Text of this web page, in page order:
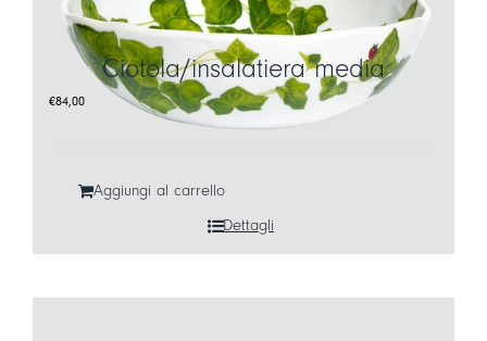
Ciotola/insalatiera media
€84,00
Aggiungi al carrello
Dettagli